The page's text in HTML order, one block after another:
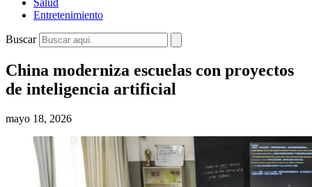
Salud
Entretenimiento
Buscar
China moderniza escuelas con proyectos
de inteligencia artificial
mayo 18, 2026